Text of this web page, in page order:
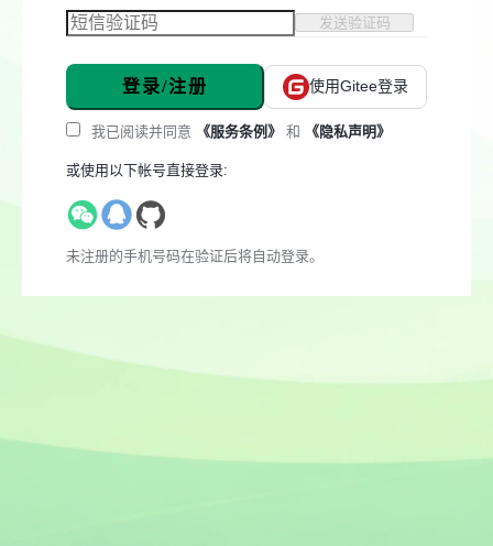
发送验证码
登录/注册 使用Gitee登录
我已阅读并同意 《服务条例》 和 《隐私声明》
或使用以下帐号直接登录:
未注册的手机号码在验证后将自动登录。